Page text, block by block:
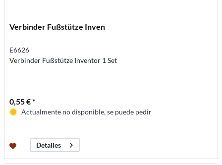
Verbinder Fußstütze Inven
E6626
Verbinder Fußstütze Inventor 1 Set
0,55 € *
Actualmente no disponible, se puede pedir
Detalles